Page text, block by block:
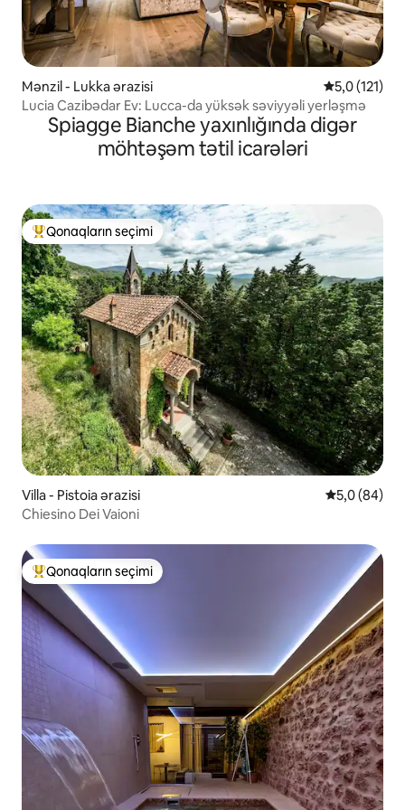
Mənzil - Lukka ərazisi Ortalama
5,0 (121)
Lucia Cazibədar Ev: Lucca-da yüksək səviyyəli yerləşmə
Spiagge Bianche yaxınlığında digər
möhtəşəm tətil icarələri
Populyar "Qonaqların seçimi"
Qonaqların seçimi
Villa - Pistoia ərazisi Ortalama
5,0 (84)
Chiesino Dei Vaioni
Populyar "Qonaqların seçimi"
Qonaqların seçimi